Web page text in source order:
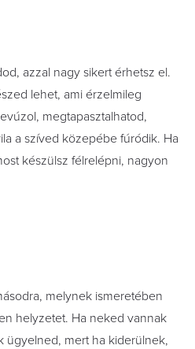
azzal nagy sikert érhetsz el.
lehet, ami érzelmileg
megtapasztalhatod,
a szíved közepébe fúródik. Ha
készülsz félrelépni, nagyon
melynek ismeretében
helyzetet. Ha neked vannak
ügyelned, mert ha kiderülnek,